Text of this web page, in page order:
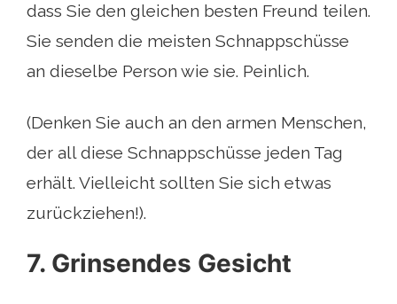
dass Sie den gleichen besten Freund teilen.
Sie senden die meisten Schnappschüsse
an dieselbe Person wie sie. Peinlich.
(Denken Sie auch an den armen Menschen,
der all diese Schnappschüsse jeden Tag
erhält. Vielleicht sollten Sie sich etwas
zurückziehen!).
7. Grinsendes Gesicht